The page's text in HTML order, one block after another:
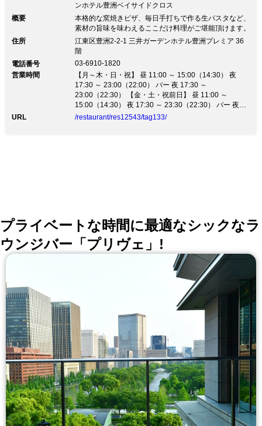
4部：20時00分～22時00分
ンホテル豊洲ベイサイドクロス
概要
本格的な窯焼きピザ、毎日手打ちで作る生パスタなど、
素材の旨味を味わえるここだけ料理がご堪能頂けます。
住所
江東区豊洲2-2-1 三井ガーデンホテル豊洲プレミア 36
階
電話番号
03-6910-1820
営業時間
【月～木・日・祝】 昼 11:00 ～ 15:00（14:30） 夜
17:30 ～ 23:00（22:00） バー 夜 17:30 ～
23:00（22:30） 【金・土・祝前日】 昼 11:00 ～
15:00（14:30） 夜 17:30 ～ 23:30（22:30） バー 夜
17:30 ～ 23:30（23:00）
URL /restaurant/res12543/tag133/
プライベートな時間に最適なシックなラ
ウンジバー「プリヴェ」!